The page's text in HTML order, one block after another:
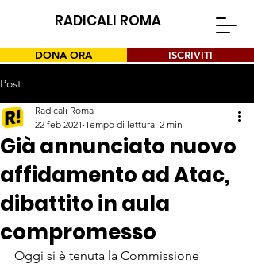
RADICALI ROMA
DONA ORA ISCRIVITI
Post
Già annunciato nuovo
affidamento ad Atac,
dibattito in aula
compromesso
Radicali Roma
22 feb 2021 Tempo di lettura: 2 min
Oggi si è tenuta la Commissione